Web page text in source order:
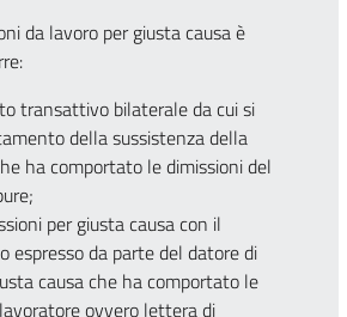
da lavoro per giusta causa è
transattivo bilaterale da cui si
della sussistenza della
ha comportato le dimissioni del
per giusta causa con il
espresso da parte del datore di
causa che ha comportato le
ovvero lettera di